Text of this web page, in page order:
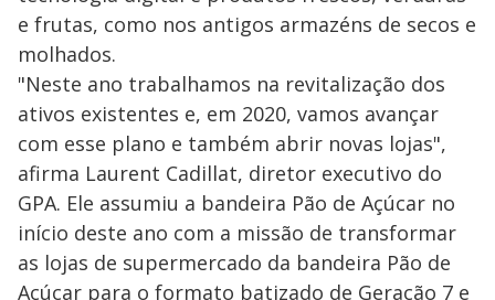
e frutas, como nos antigos armazéns de secos e
molhados.
"Neste ano trabalhamos na revitalização dos
ativos existentes e, em 2020, vamos avançar
com esse plano e também abrir novas lojas",
afirma Laurent Cadillat, diretor executivo do
GPA. Ele assumiu a bandeira Pão de Açúcar no
início deste ano com a missão de transformar
as lojas de supermercado da bandeira Pão de
Açúcar para o formato batizado de Geração 7 e